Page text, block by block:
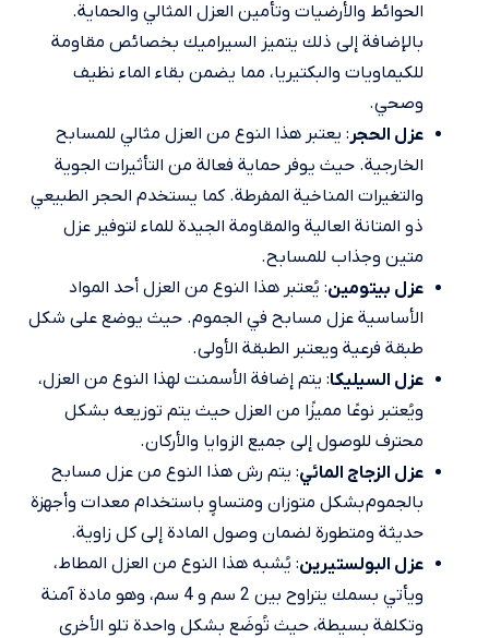
الحوائط والأرضيات وتأمين العزل المثالي والحماية.
بالإضافة إلى ذلك يتميز السيراميك بخصائص مقاومة
للكيماويات والبكتيريا، مما يضمن بقاء الماء نظيف
وصحي.
عزل الحجر : يعتبر هذا النوع من العزل مثالي للمسابح
الخارجية. حيث يوفر حماية فعالة من التأثيرات الجوية
والتغيرات المناخية المفرطة. كما يستخدم الحجر الطبيعي
ذو المتانة العالية والمقاومة الجيدة للماء لتوفير عزل
متين وجذاب للمسابح.
عزل بيتومين: يُعتبر هذا النوع من العزل أحد المواد
الأساسية عزل مسابح في الجموم. حيث يوضع على شكل
طبقة فرعية ويعتبر الطبقة الأولى.
عزل السيليكا: يتم إضافة الأسمنت لهذا النوع من العزل،
ويُعتبر نوعًا مميزًا من العزل حيث يتم توزيعه بشكل
محترف للوصول إلى جميع الزوايا والأركان.
عزل الزجاج المائي: يتم رش هذا النوع من عزل مسابح
بالجموم بشكل متوزان ومتساوٍ باستخدام معدات وأجهزة
حديثة ومتطورة لضمان وصول المادة إلى كل زاوية.
عزل البولستيرين: يُشبه هذا النوع من العزل المطاط،
ويأتي بسمك يتراوح بين 2 سم و 4 سم، وهو مادة آمنة
وتكلفة بسيطة، حيث تُوضَع بشكل واحدة تلو الأخرى